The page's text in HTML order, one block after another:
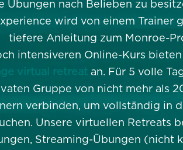
Übungen nach Belieben zu
wird von einem Trainer
tiefere Anleitung zum Monroe-
intensiveren Online-Kurs
virtual retreatan. Für 5 volle
Gruppe von nicht mehr als
verbinden, um vollständig in
Unsere virtuellen Retreats
Streaming-Übungen (nicht